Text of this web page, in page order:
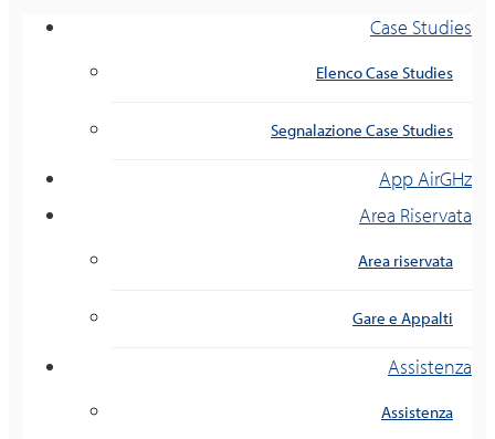
Case Studies
Elenco Case Studies
Segnalazione Case Studies
App AirGHz
Area Riservata
Area riservata
Gare e Appalti
Assistenza
Assistenza